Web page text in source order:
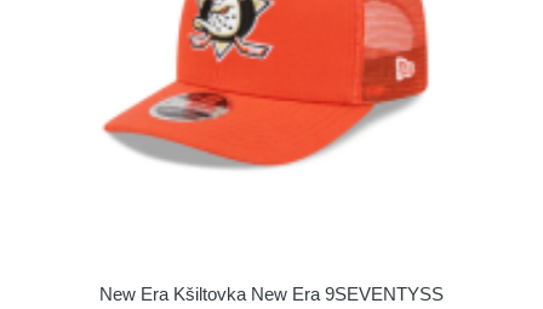
New Era Kšiltovka New Era 9SEVENTYSS